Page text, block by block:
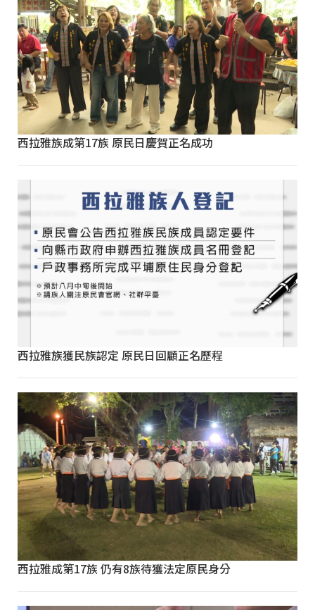
西拉雅族成第17族 原民日慶賀正名成功
西拉雅族獲民族認定 原民日回顧正名歷程
西拉雅成第17族 仍有8族待獲法定原民身分